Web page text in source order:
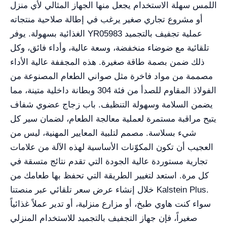
اللمس سهلة الاستخدام يجعل منها الجهاز المثالي لأي منزل
أو مشروع تجاري صغير يرغب في إطالة صلاحية منتجاته
الغذائية بسهولة. يوفر YR05983 عملية تجفيف بالتجميد
تلقائية مع ضوضاء منخفضة، وسعة عالية، وأداء فائق، وكل
ذلك ضمن بصمة طاقة صغيرة. هذه المجففة عالية الأداء
مصممة من مواد فاخرة مثل صواني الطعام المصنوعة من
الفولاذ المقاوم للصدأ من فئة 304 وبطانة داخلية متينة، مما
يضمن السلامة وسهولة التنظيف. باب زجاج عضوي شفاف
يتيح مراقبة مستمرة لعملية معالجة الطعام، لضمان سير كل
شيء بسلاسة. مصمم لتلبية المعايير المهنية، ليس من
العجيب أن تكون المكوّنات الأساسية لهذه الآلة من علامات
تجارية مستوردة عالية الجودة التي تقدم نتائج متسقة في
كل مرة. استعد لتغيير الطريقة التي تحفظ بها طعامك من
خلال إنشاء عرض سعر تلقائي عبر منصتنا Kalstein Plus.
سواء كنت هاوي طبخ، أو مزارع منزلية، أو تدير عملاً غذائياً
صغيراً، فإن جهاز التجفيف بالتجميد للاستخدام المنزلي